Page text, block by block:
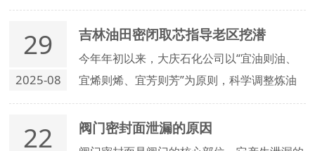
期短、钻完井周期短、平均机械钻速快等多项
纪录。
29
2025-08
吉林油田密闭取芯指导老区挖潜
今年年初以来，大庆石化公司以“宜油则油、
宜烯则烯、宜芳则芳”为原则，科学调整炼油
区物料流向，优化自产重质乙烯原料生产，实
现炼油区装置高效运行。
22 阀门密封面泄漏的原因